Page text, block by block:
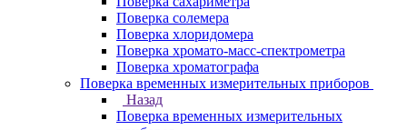
Поверка солемера
Поверка хлоридомера
Поверка хромато-масс-спектрометра
Поверка хроматографа
Поверка временных измерительных приборов
Назад
Поверка временных измерительных